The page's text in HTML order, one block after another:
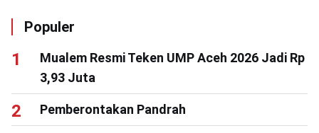
Populer
Mualem Resmi Teken UMP Aceh 2026 Jadi Rp
3,93 Juta
Pemberontakan Pandrah